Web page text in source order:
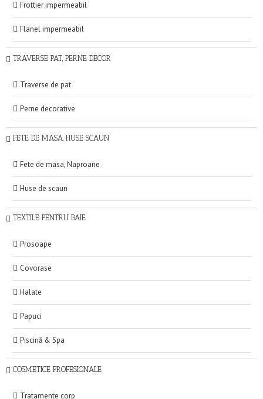
Frottier impermeabil
Flanel impermeabil
TRAVERSE PAT, PERNE DECOR
Traverse de pat
Perne decorative
FETE DE MASA, HUSE SCAUN
Fete de masa, Naproane
Huse de scaun
TEXTILE PENTRU BAIE
Prosoape
Covorase
Halate
Papuci
Piscină & Spa
COSMETICE PROFESIONALE
Tratamente corp